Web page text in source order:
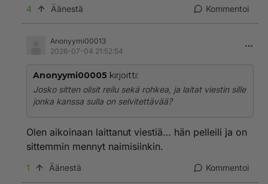
4 Äänestä Kommentoi
Anonyymi00013
2026-07-04 21:52:54
Anonyymi00005 kirjoitti:
Josko sitten olisit reilu sekä rohkea, ja laitat viestin sille
jonka kanssa sulla on selvitettävää?
Olen aikoinaan laittanut viestiä… hän pelleili ja on
sittemmin mennyt naimisiinkin.
1 Äänestä Kommentoi